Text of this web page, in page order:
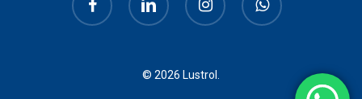
© 2026 Lustrol.